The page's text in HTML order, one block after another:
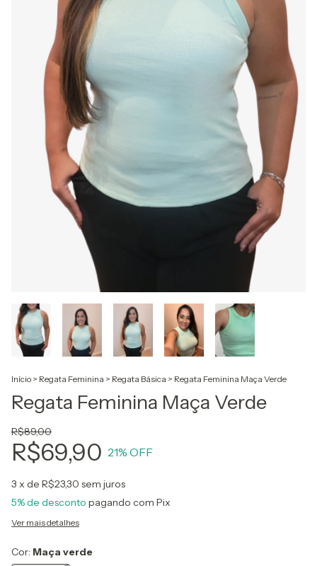
Início > Regata Feminina > Regata Básica > Regata Feminina Maça Verde
Regata Feminina Maça Verde
R$89,00
R$69,90 21% OFF
3 x de R$23,30 sem juros
5% de desconto pagando com Pix
Ver mais detalhes
Cor: Maça verde